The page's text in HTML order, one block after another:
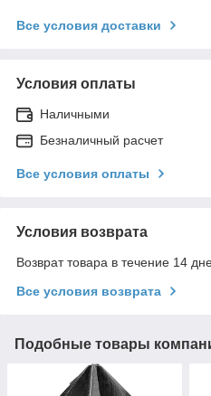
Все условия доставки
Условия оплаты
Наличными
Безналичный расчет
Все условия оплаты
Условия возврата
Возврат товара в течение 14
Все условия возврата
Подобные товары